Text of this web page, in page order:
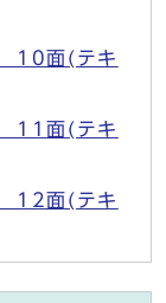
10面(テキ
11面(テキ
12面(テキ